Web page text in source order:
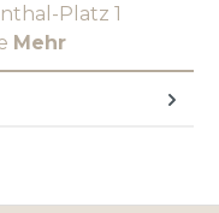
Platz 1
Mehr